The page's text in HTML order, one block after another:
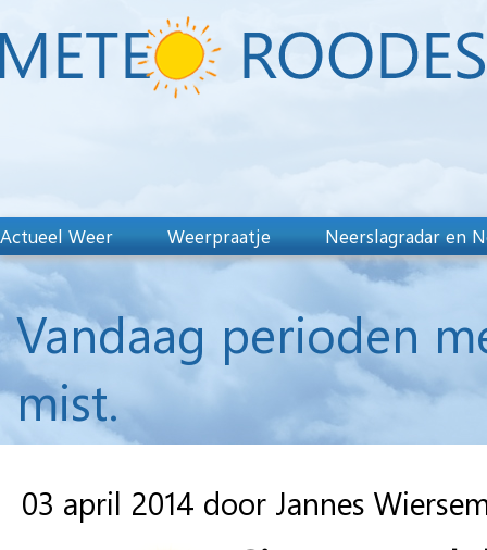
Actueel Weer Weerpraatje Neerslagradar en
Vandaag perioden
mist.
03 april 2014 door Jannes